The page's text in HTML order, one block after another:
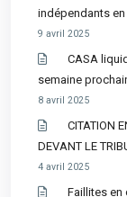
indépendants
9 avril 2025
CASA
semaine
8 avril 2025
CITATION
DEVANT LE
4 avril 2025
Faillites en